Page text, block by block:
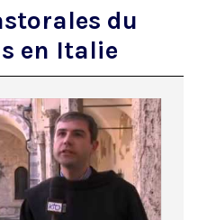
du
en Italie